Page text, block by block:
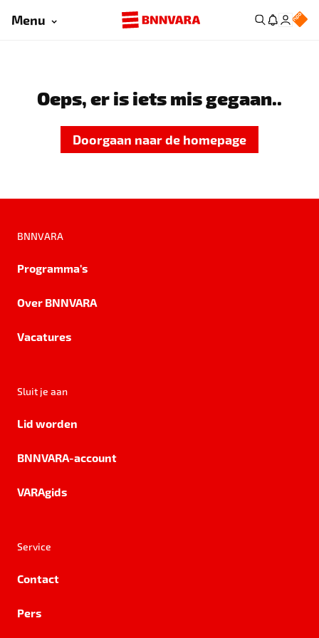
Menu
Oeps, er is iets mis gegaan..
Doorgaan naar de homepage
BNNVARA
Programma's
Over BNNVARA
Vacatures
Sluit je aan
Lid worden
BNNVARA-account
VARAgids
Service
Contact
Pers